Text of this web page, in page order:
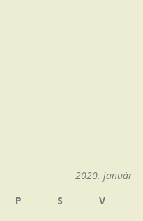
2020. január
P S
V